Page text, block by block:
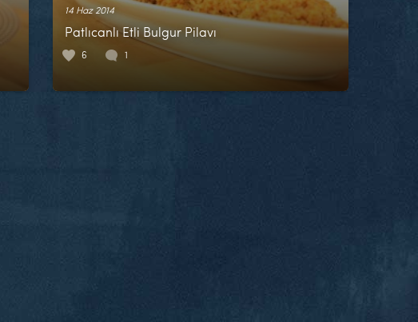
14 Haz 2014
Patlıcanlı Etli Bulgur Pilavı
6 1